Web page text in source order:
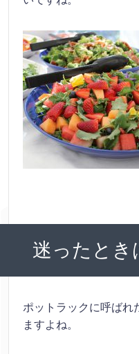
迷ったとき
ポットラックに呼ばれ
ますよね。